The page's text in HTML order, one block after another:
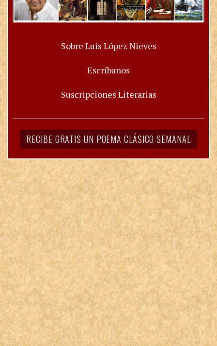
Sobre Luis López Nieves
Escríbanos
Suscripciones Literarias
RECIBE GRATIS UN POEMA CLÁSICO SEMANAL